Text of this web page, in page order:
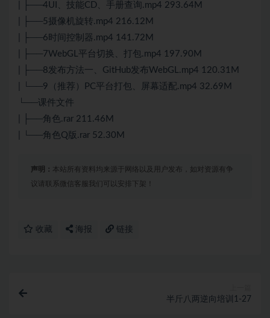
| ├──4UI、技能CD、手册查询.mp4 293.64M
| ├──5摄像机旋转.mp4 216.12M
| ├──6时间控制器.mp4 141.72M
| ├──7WebGL平台切换、打包.mp4 197.90M
| ├──8发布方法一、GitHub发布WebGL.mp4 120.31M
| └──9（推荐）PC平台打包、屏幕适配.mp4 32.69M
└──课件文件
| ├──角色.rar 211.46M
| └──角色Q版.rar 52.30M
声明： 本站所有资料均来源于网络以及用户发布，如对资源有争
议请联系微信客服我们可以安排下架！
收藏 海报 链接
半斤八两逆向培训1-27